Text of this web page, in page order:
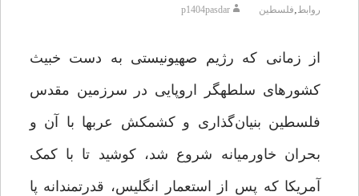
روابط,فلسطین p1404pasdar
از زمانی که رژیم صهیونیستی به دست خبیث
کشورهای سلطه‏گر اروپایی در سرزمین مقدس
فلسطین بنیان‌گذاری و کشمکش عرب‏ها با آن و
بحران خاورمیانه شروع شد، کوشید تا با کمک
آمریکا که پس از استعمار انگلیس، قدرتمندانه پا